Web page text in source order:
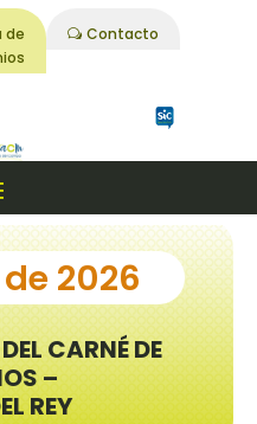
de
Contacto
2026
CARNÉ DE
–
REY